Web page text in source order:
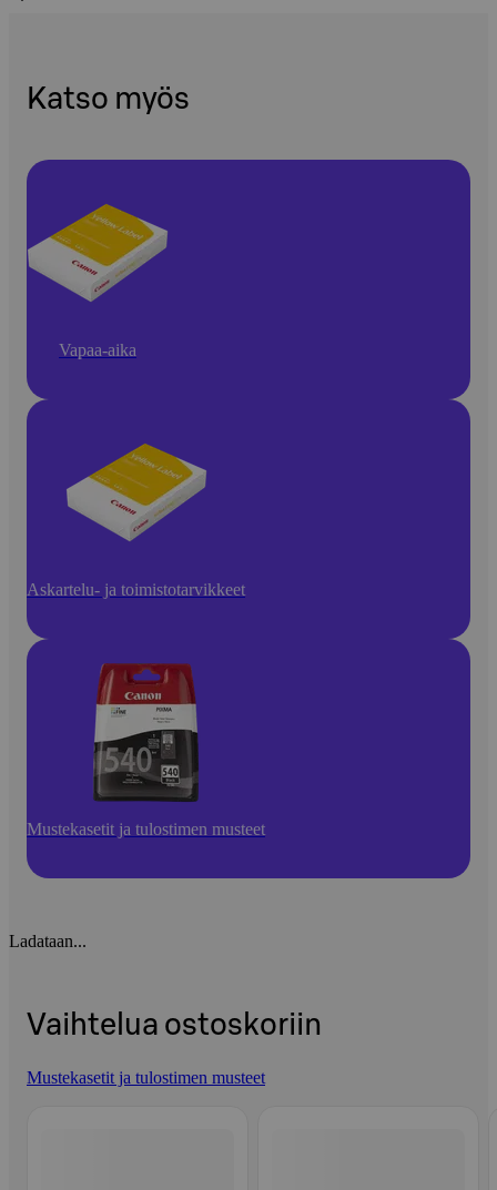
Katso myös
Vapaa-aika
Askartelu- ja toimistotarvikkeet
Mustekasetit ja tulostimen musteet
Ladataan...
Vaihtelua ostoskoriin
Mustekasetit ja tulostimen musteet